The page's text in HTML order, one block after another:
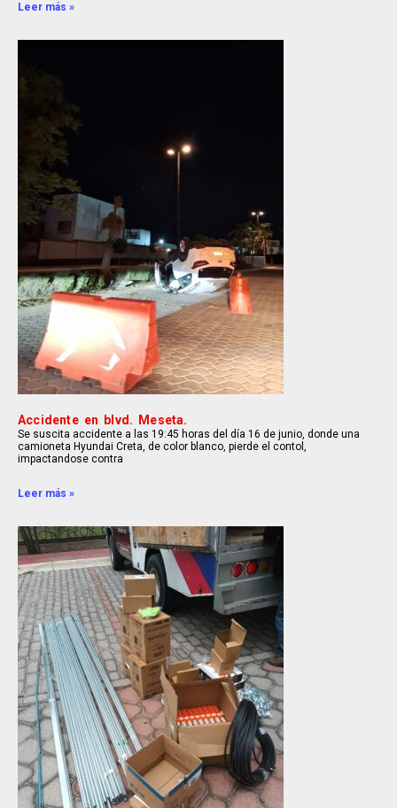
Leer más »
Accidente en blvd. Meseta.
Se suscita accidente a las 19:45 horas del día 16 de junio, donde una
camioneta Hyundai Creta, de color blanco, pierde el contol,
impactandose contra
Leer más »